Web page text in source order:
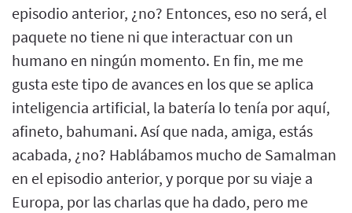
episodio anterior, ¿no? Entonces, eso no será, el
paquete no tiene ni que interactuar con un
humano en ningún momento. En fin, me me
gusta este tipo de avances en los que se aplica
inteligencia artificial, la batería lo tenía por aquí,
afineto, bahumani. Así que nada, amiga, estás
acabada, ¿no? Hablábamos mucho de Samalman
en el episodio anterior, y porque por su viaje a
Europa, por las charlas que ha dado, pero me